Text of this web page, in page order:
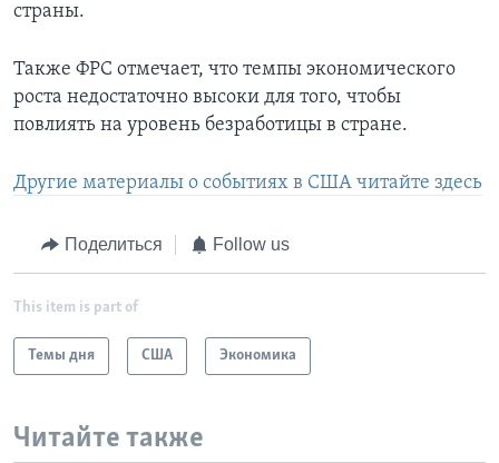
страны.
Также ФРС отмечает, что темпы экономического
роста недостаточно высоки для того, чтобы
повлиять на уровень безработицы в стране.
Другие материалы о событиях в США читайте здесь
Поделиться Follow us
This item is part of
Темы дня США Экономика
Читайте также